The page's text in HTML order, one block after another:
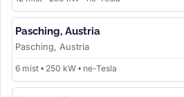
Pasching, Austria
Pasching, Austria
6 míst • 250 kW • ne-Tesla